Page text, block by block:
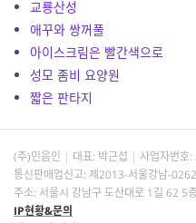
교룡산성
애꾸와 쌍꺼풀
아이스크림은 빨간색으로
성모 좀비 요양원
짧은 판타지
(주)민음인 대표: 박근섭 사업자번호:
통신판매업신고: 제2013-서울강남-
주소: 서울시 강남구 도산대로 1길 62 5
IP현황&문의